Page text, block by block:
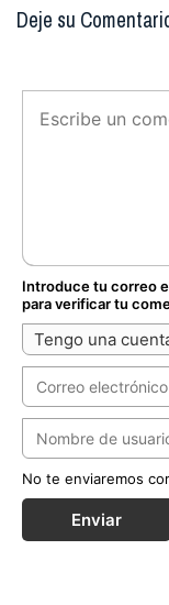
Deje su
Introduce tu correo
para verificar tu
Tengo una
No te enviaremos
Enviar